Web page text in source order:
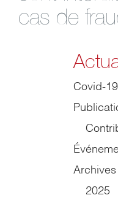
cas de
Covid-19
2025